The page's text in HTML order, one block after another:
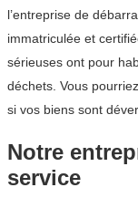
l’entreprise de
immatriculée et
sérieuses ont pour
déchets. Vous
si vos biens sont
Notre
service